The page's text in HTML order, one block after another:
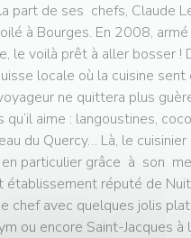
part de ses chefs, Claude
à Bourges. En 2008,
le voilà prêt à aller bosser !
locale où la cuisine sent
ne quittera plus
aime : langoustines,
du Quercy… Là, le
particulier grâce à son
établissement réputé de
chef avec quelques jolis
ou encore Saint-Jacques à